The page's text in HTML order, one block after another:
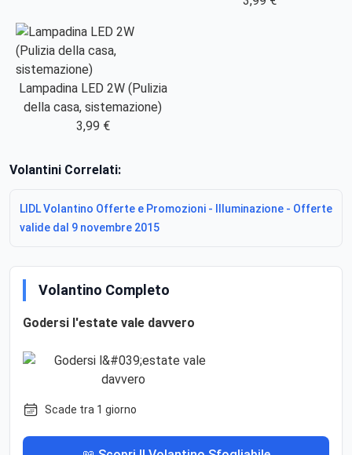
Lampadina LED 2W (Pulizia
della casa, sistemazione)
3,99 €
Volantini Correlati:
LIDL Volantino Offerte e Promozioni - Illuminazione - Offerte
valide dal 9 novembre 2015
Volantino Completo
Godersi l'estate vale davvero
Scade tra 1 giorno